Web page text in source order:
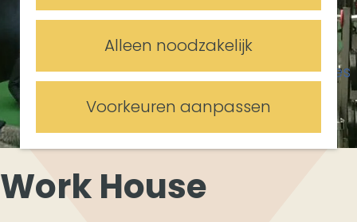
Alleen noodzakelijk
Voorkeuren aanpassen
p
a
e
Meetings & Events
Vergaderlocaties
Evenementenlocaties
Work House